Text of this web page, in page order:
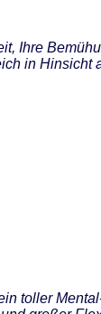
Ihre
in
toller